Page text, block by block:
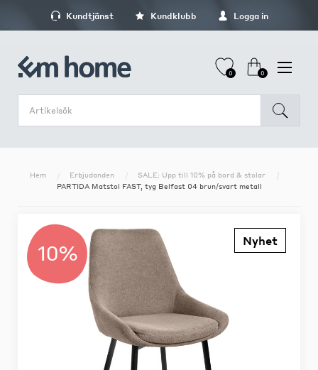
Kundtjänst Kundklubb Logga in
0 0
Hem Erbjudanden
SALE: Upp till 10% på bord & stolar
PARTIDA Matstol FAST, tyg Belfast 04 brun/svart metall
10% Nyhet